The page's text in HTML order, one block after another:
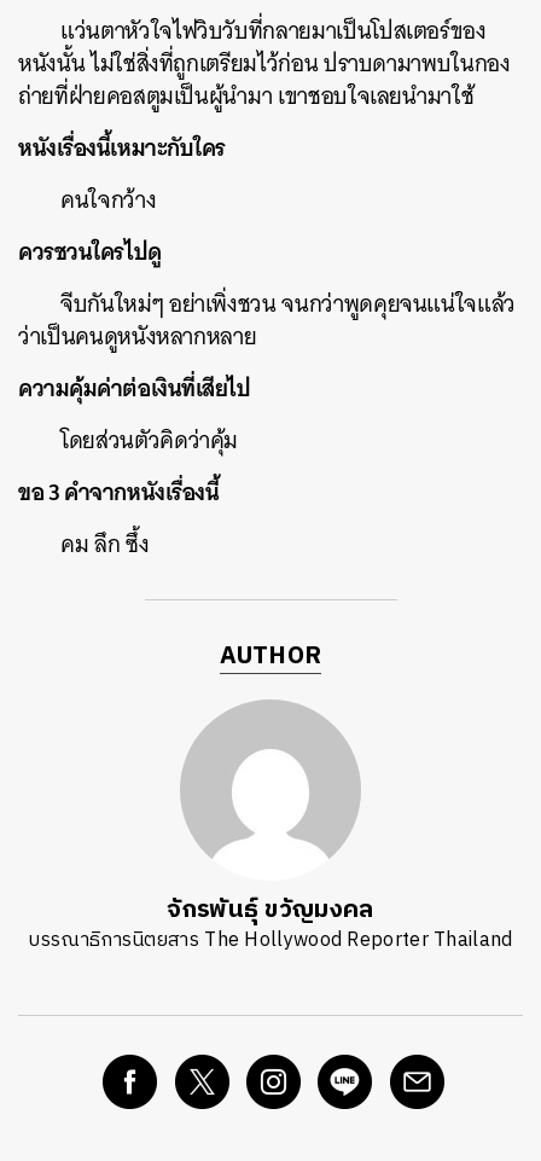
แว่นตาหัวใจไฟวิบวับที่กลายมาเป็นโปสเตอร์ของ
หนังนั้น ไม่ใช่สิ่งที่ถูกเตรียมไว้ก่อน ปราบดามาพบในกอง
ถ่ายที่ฝ่ายคอสตูมเป็นผู้นำมา เขาชอบใจเลยนำมาใช้
หนังเรื่องนี้เหมาะกับใคร
คนใจกว้าง
ควรชวนใครไปดู
จีบกันใหม่ๆ อย่าเพิ่งชวน จนกว่าพูดคุยจนแน่ใจแล้ว
ว่าเป็นคนดูหนังหลากหลาย
ความคุ้มค่าต่อเงินที่เสียไป
โดยส่วนตัวคิดว่าคุ้ม
ขอ 3 คำจากหนังเรื่องนี้
คม ลึก ซึ้ง
AUTHOR
จักรพันธุ์ ขวัญมงคล
บรรณาธิการนิตยสาร The Hollywood Reporter Thailand